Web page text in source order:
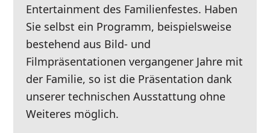
Entertainment des Familienfestes. Haben
Sie selbst ein Programm, beispielsweise
bestehend aus Bild- und
Filmpräsentationen vergangener Jahre mit
der Familie, so ist die Präsentation dank
unserer technischen Ausstattung ohne
Weiteres möglich.